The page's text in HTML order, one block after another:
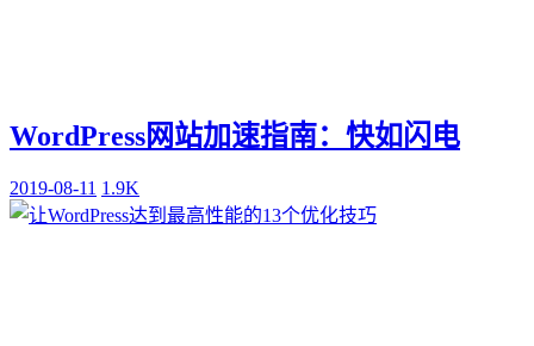
WordPress网站加速指南：快如闪电
2019-08-11 1.9K